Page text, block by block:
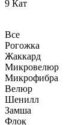
9 Кат
Все
Рогожка
Жаккард
Микровелюр
Микрофибра
Велюр
Шенилл
Замша
Флок